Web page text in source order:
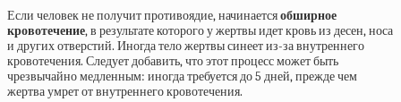
Если человек не получит противоядие, начинаетсяобширное
кровотечение, в результате которого у жертвы идет кровь из десен, носа
и других отверстий. Иногда тело жертвы синеет из-за внутреннего
кровотечения. Следует добавить, что этот процесс может быть
чрезвычайно медленным: иногда требуется до 5 дней, прежде чем
жертва умрет от внутреннего кровотечения.